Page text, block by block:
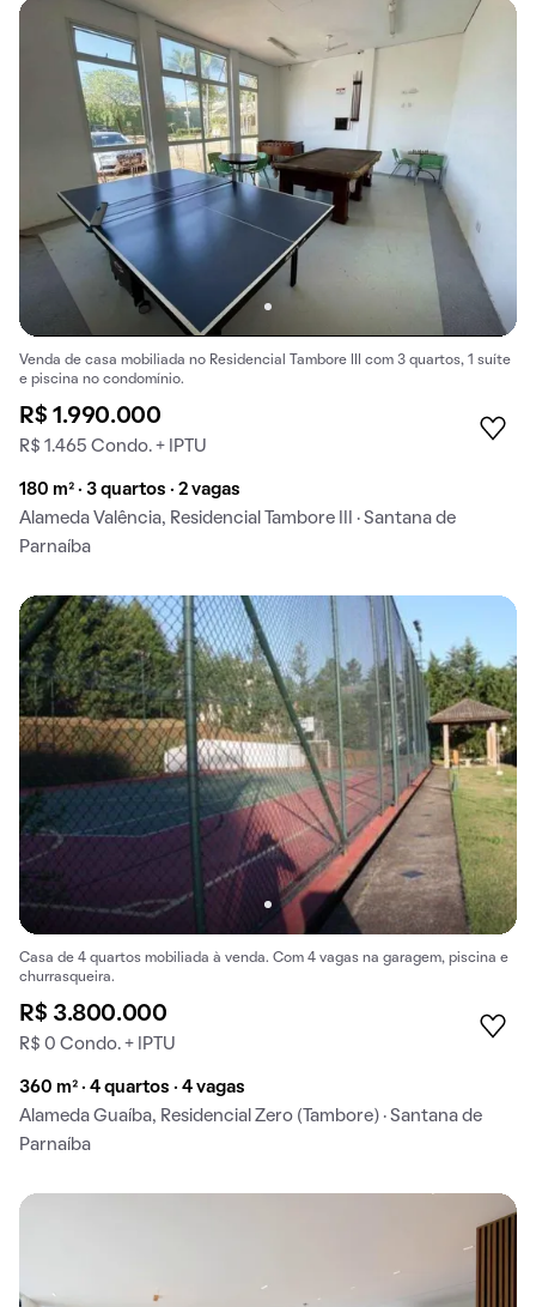
Venda de casa mobiliada no Residencial Tambore III com 3 quartos, 1 suíte
e piscina no condomínio.
R$ 1.990.000
R$ 1.465 Condo. + IPTU
180 m² · 3 quartos · 2 vagas
Alameda Valência, Residencial Tambore III · Santana de
Parnaíba
Casa de 4 quartos mobiliada à venda. Com 4 vagas na garagem, piscina e
churrasqueira.
R$ 3.800.000
R$ 0 Condo. + IPTU
360 m² · 4 quartos · 4 vagas
Alameda Guaíba, Residencial Zero (Tambore) · Santana de
Parnaíba